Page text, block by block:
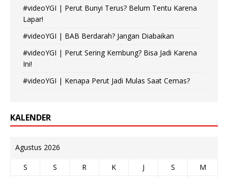
#videoYGI | Perut Bunyi Terus? Belum Tentu Karena
Lapar!
#videoYGI | BAB Berdarah? Jangan Diabaikan
#videoYGI | Perut Sering Kembung? Bisa Jadi Karena
Ini!
#videoYGI | Kenapa Perut Jadi Mulas Saat Cemas?
KALENDER
Agustus 2026
S S R K J S
M